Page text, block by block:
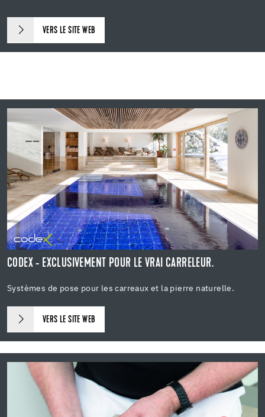
VERS LE SITE WEB
CODEX - EXCLUSIVEMENT POUR LE VRAI CARRELEUR.
Systèmes de pose pour les carreaux et la pierre naturelle.
VERS LE SITE WEB